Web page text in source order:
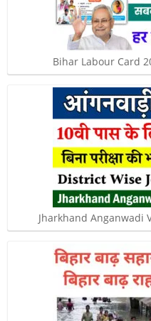
Bihar Labour Card
Jharkhand Anganwadi